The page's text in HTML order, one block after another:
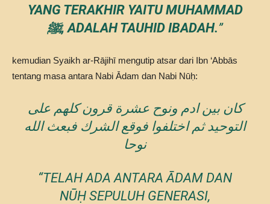
YANG TERAKHIR YAITU MUHAMMAD
ﷺ, ADALAH TAUHID IBADAH.”
kemudian Syaikh ar-Rājihī mengutip atsar dari Ibn ‘Abbās
tentang masa antara Nabi Ādam dan Nabi Nūḥ:
كان بين ادم ونوح عشرة قرون كلهم على
التوحيد ثم اختلفوا فوقع الشرك فبعث الله
نوحا
“TELAH ADA ANTARA ĀDAM DAN
NŪḤ SEPULUH GENERASI,